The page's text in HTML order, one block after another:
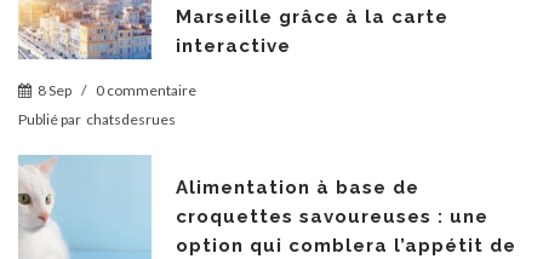
Marseille grâce à la carte
interactive
8 Sep / 0 commentaire
Publié par chatsdesrues
Alimentation à base de
croquettes savoureuses : une
option qui comblera l’appétit de